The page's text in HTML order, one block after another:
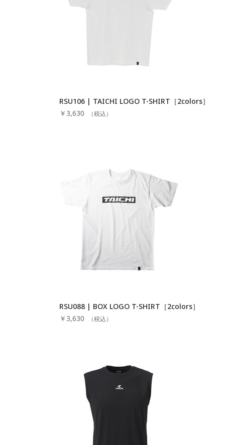
RSU106 | TAICHI LOGO T-SHIRT［2colors］
￥3,630
（税込）
RSU088 | BOX LOGO T-SHIRT［2colors］
￥3,630
（税込）